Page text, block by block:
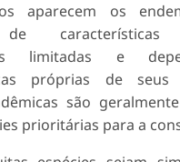
aparecem os
características
limitadas e
próprias de seus
são
prioritárias para a